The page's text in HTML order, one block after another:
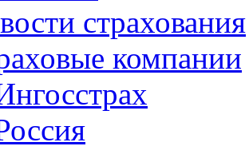
страхования
компании